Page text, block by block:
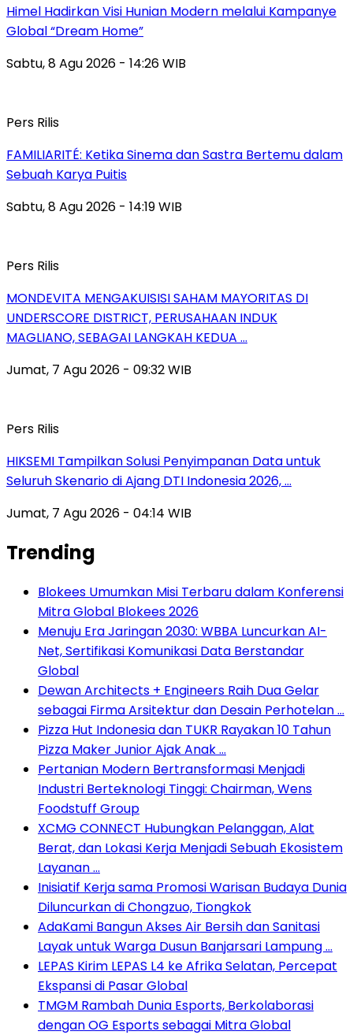
Himel Hadirkan Visi Hunian Modern melalui Kampanye
Global “Dream Home”
Sabtu, 8 Agu 2026 - 14:26 WIB
Pers Rilis
FAMILIARITÉ: Ketika Sinema dan Sastra Bertemu dalam
Sebuah Karya Puitis
Sabtu, 8 Agu 2026 - 14:19 WIB
Pers Rilis
MONDEVITA MENGAKUISISI SAHAM MAYORITAS DI
UNDERSCORE DISTRICT, PERUSAHAAN INDUK
MAGLIANO, SEBAGAI LANGKAH KEDUA …
Jumat, 7 Agu 2026 - 09:32 WIB
Pers Rilis
HIKSEMI Tampilkan Solusi Penyimpanan Data untuk
Seluruh Skenario di Ajang DTI Indonesia 2026, …
Jumat, 7 Agu 2026 - 04:14 WIB
Trending
Blokees Umumkan Misi Terbaru dalam Konferensi
Mitra Global Blokees 2026
Menuju Era Jaringan 2030: WBBA Luncurkan AI-
Net, Sertifikasi Komunikasi Data Berstandar
Global
Dewan Architects + Engineers Raih Dua Gelar
sebagai Firma Arsitektur dan Desain Perhotelan …
Pizza Hut Indonesia dan TUKR Rayakan 10 Tahun
Pizza Maker Junior Ajak Anak …
Pertanian Modern Bertransformasi Menjadi
Industri Berteknologi Tinggi: Chairman, Wens
Foodstuff Group
XCMG CONNECT Hubungkan Pelanggan, Alat
Berat, dan Lokasi Kerja Menjadi Sebuah Ekosistem
Layanan …
Inisiatif Kerja sama Promosi Warisan Budaya Dunia
Diluncurkan di Chongzuo, Tiongkok
AdaKami Bangun Akses Air Bersih dan Sanitasi
Layak untuk Warga Dusun Banjarsari Lampung …
LEPAS Kirim LEPAS L4 ke Afrika Selatan, Percepat
Ekspansi di Pasar Global
TMGM Rambah Dunia Esports, Berkolaborasi
dengan OG Esports sebagai Mitra Global